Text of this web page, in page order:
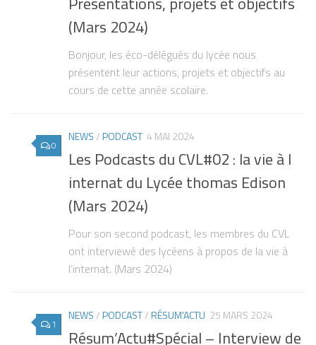
(Mars 2024)
Bonjour, les éco-délégués du lycée nous
présentent leur actions, projets et objectifs au
cours de cette année scolaire.
0
NEWS/PODCAST 4 MAI 2024
Les Podcasts du CVL#02 : la vie à l
internat du Lycée thomas Edison
(Mars 2024)
Pour son second podcast, les membres du CVL
ont interviewé des lycéens à propos de la vie à
l’internat. (Mars 2024)
1
NEWS/PODCAST/RÉSUM'ACTU 25 MARS 2024
Résum’Actu#Spécial – Interview de